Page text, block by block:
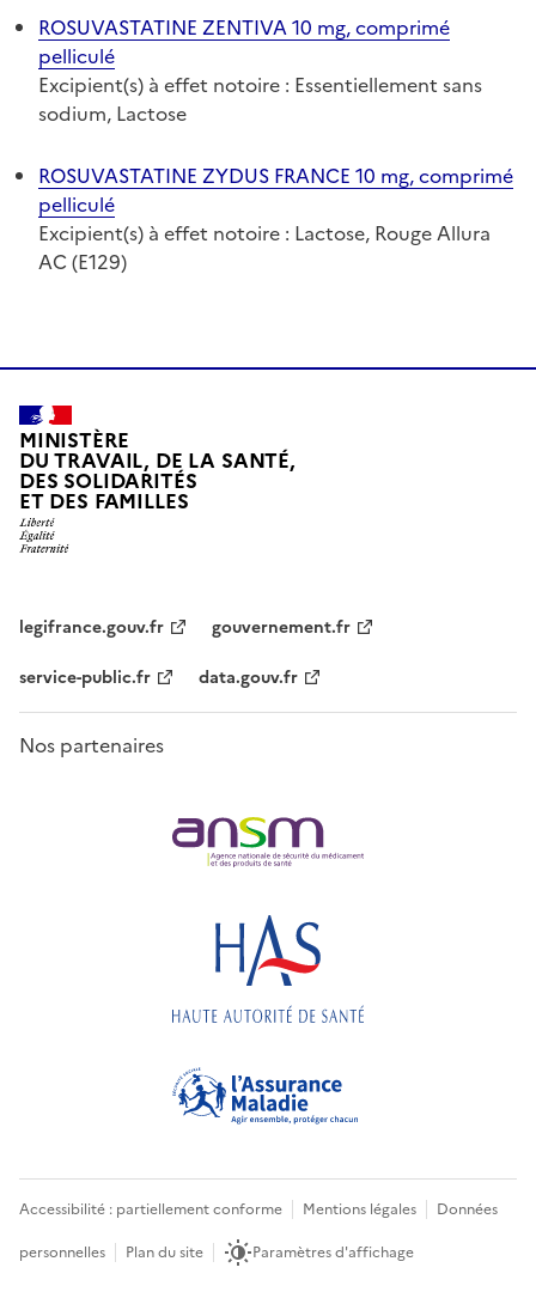
ROSUVASTATINE ZENTIVA 10 mg, comprimé
pelliculé
Excipient(s) à effet notoire : Essentiellement sans
sodium, Lactose
ROSUVASTATINE ZYDUS FRANCE 10 mg, comprimé
pelliculé
Excipient(s) à effet notoire : Lactose, Rouge Allura
AC (E129)
MINISTÈRE
DU TRAVAIL, DE LA SANTÉ,
DES SOLIDARITÉS
ET DES FAMILLES
legifrance.gouv.fr
gouvernement.fr
service-public.fr
data.gouv.fr
Nos partenaires
Accessibilité : partiellement conforme Mentions légales
Données
personnelles
Plan du site Paramètres d'affichage